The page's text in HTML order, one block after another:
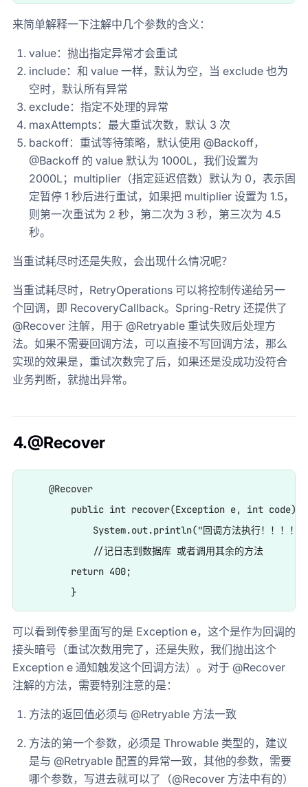
来简单解释一下注解中几个参数的含义：
value：抛出指定异常才会重试
include：和 value 一样，默认为空，当 exclude 也为
空时，默认所有异常
exclude：指定不处理的异常
maxAttempts：最大重试次数，默认 3 次
backoff：重试等待策略，默认使用 @Backoff，
@Backoff 的 value 默认为 1000L，我们设置为
2000L；multiplier（指定延迟倍数）默认为 0，表示固
定暂停 1 秒后进行重试，如果把 multiplier 设置为 1.5，
则第一次重试为 2 秒，第二次为 3 秒，第三次为 4.5
秒。
当重试耗尽时还是失败，会出现什么情况呢？
当重试耗尽时，RetryOperations 可以将控制传递给另一
个回调，即 RecoveryCallback。Spring-Retry 还提供了
@Recover 注解，用于 @Retryable 重试失败后处理方
法。如果不需要回调方法，可以直接不写回调方法，那么
实现的效果是，重试次数完了后，如果还是没成功没符合
业务判断，就抛出异常。
4.@Recover
    @Recover
可以看到传参里面写的是 Exception e，这个是作为回调的
接头暗号（重试次数用完了，还是失败，我们抛出这个
Exception e 通知触发这个回调方法）。对于 @Recover
注解的方法，需要特别注意的是：
方法的返回值必须与 @Retryable 方法一致
方法的第一个参数，必须是 Throwable 类型的，建议
是与 @Retryable 配置的异常一致，其他的参数，需要
哪个参数，写进去就可以了（@Recover 方法中有的）